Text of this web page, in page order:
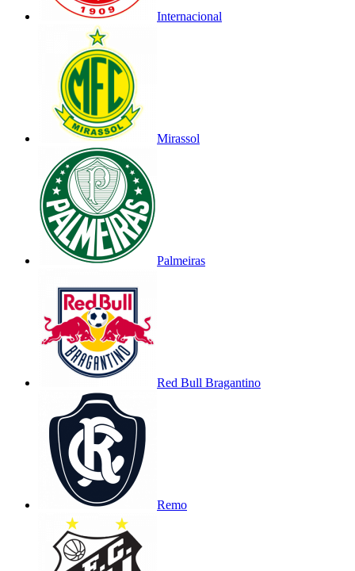
Internacional
Mirassol
Palmeiras
Red Bull Bragantino
Remo